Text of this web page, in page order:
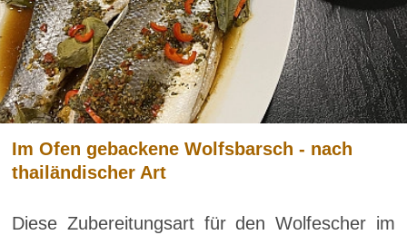
Im Ofen gebackene Wolfsbarsch - nach
thailändischer Art
Diese Zubereitungsart für den Wolfescher im